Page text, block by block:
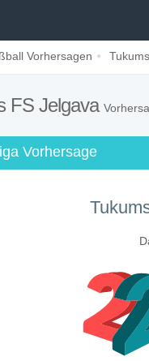
Vorhersagen
FS Jelgava
Vorhersage